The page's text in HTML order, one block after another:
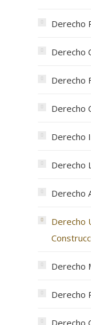
Derecho
Derecho
Derecho
Derecho
Derecho
Derecho
Derecho
Derecho
Derecho
Derecho
Derecho